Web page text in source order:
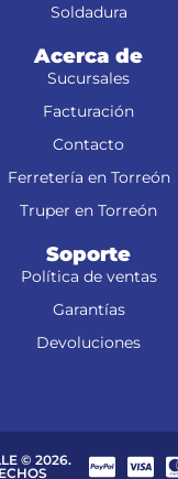
Soldadura
Acerca de
Sucursales
Facturación
Contacto
Ferretería en Torreón
Truper en Torreón
Soporte
Política de ventas
Garantías
Devoluciones
© 2026.